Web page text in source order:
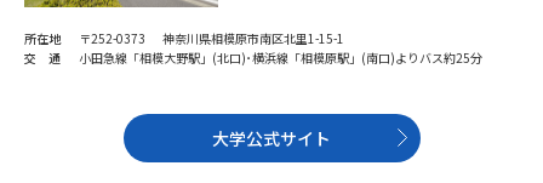
志望校・出願校を調べる
先輩が入学を決めた理由 テレメール全国一斉進学調査
所在地
〒252-0373 神奈川県相模原市南区北里1-15-1
交 通
小田急線「相模大野駅」(北口)･横浜線「相模原駅」(南口)よりバス約25分
大学公式サイト